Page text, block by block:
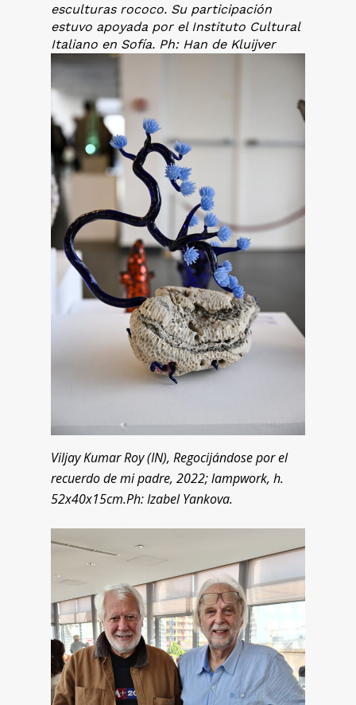
esculturas rococo. Su participación
estuvo apoyada por el Instituto Cultural
Italiano en Sofía. Ph: Han de Kluijver
Viljay Kumar Roy (IN), Regocijándose por el
recuerdo de mi padre, 2022; lampwork, h.
52x40x15cm.Ph: Izabel Yankova.